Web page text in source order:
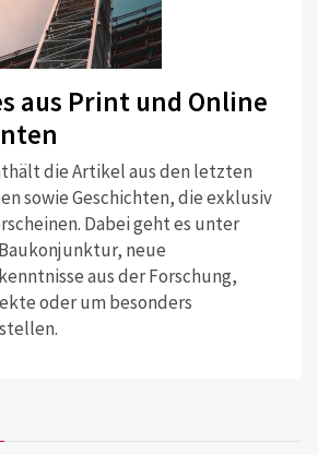
aus Print und Online
die Artikel aus den letzten
sowie Geschichten, die exklusiv
Dabei geht es unter
neue
aus der Forschung,
oder um besonders